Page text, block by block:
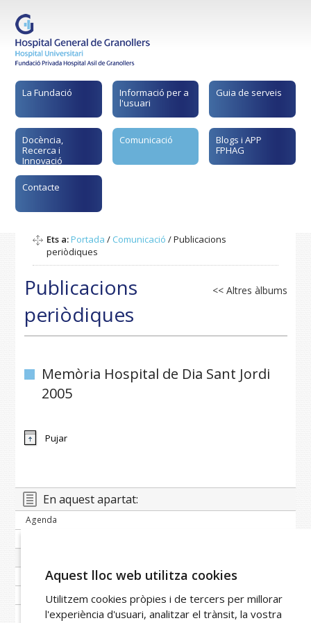
La Fundació
Informació per a
l'usuari
Guia de serveis
Docència,
Recerca i
Innovació
Comunicació
Blogs i APP
FPHAG
Contacte
Ets a:Portada / Comunicació /Publicacions
periòdiques
Publicacions
periòdiques
<< Altres àlbums
Memòria Hospital de Dia Sant Jordi
2005
Pujar
En aquest apartat:
Agenda
Imatge corporativa
Galeria
Xarxa FPHAG
Aquest lloc web utilitza cookies
Utilitzem cookies pròpies i de tercers per millorar
l'experiència d'usuari, analitzar el trànsit, la vostra